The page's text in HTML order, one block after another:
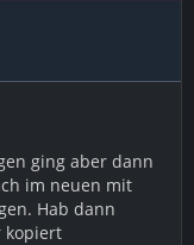
ging aber dann
im neuen mit
Hab dann
kopiert